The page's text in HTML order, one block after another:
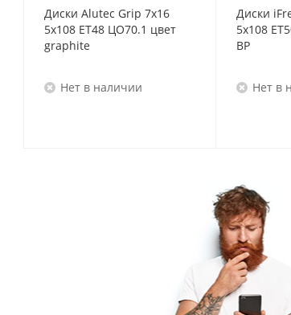
Диски Alutec Grip 7x16
5x108 ET48 ЦО70.1 цвет
graphite
Нет в наличии
Диски
5x108
BP
Нет в